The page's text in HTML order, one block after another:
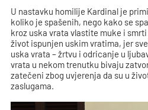
U nastavku homilije Kardinal je
koliko je spašenih, nego kako se
kroz uska vrata vlastite muke i
život ispunjen uskim vratima, jer
uska vrata – žrtvu i odricanje u
vrata u nekom trenutku bivaju
zatečeni zbog uvjerenja da su u
zaslugama.